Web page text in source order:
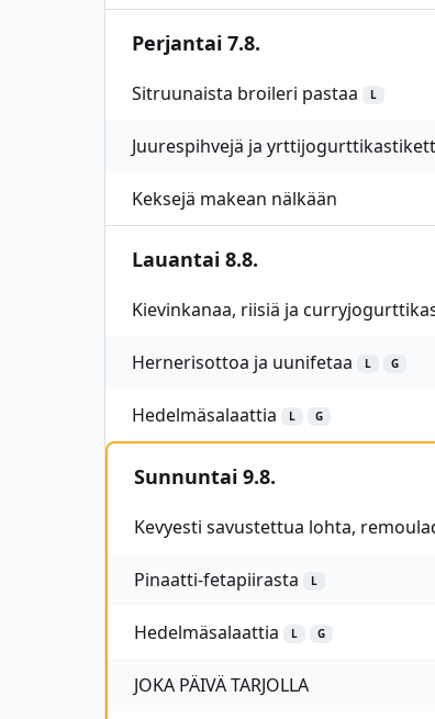
Perjantai 7.8.
Sitruunaista broileri pastaa L
Juurespihvejä ja
Keksejä makean nälkään
Lauantai 8.8.
Kievinkanaa, riisiä ja
Hernerisottoa ja uunifetaa L G
Hedelmäsalaattia L G
Sunnuntai 9.8.
Kevyesti savustettua lohta,
Pinaatti-fetapiirasta L
Hedelmäsalaattia L G
JOKA PÄIVÄ TARJOLLA